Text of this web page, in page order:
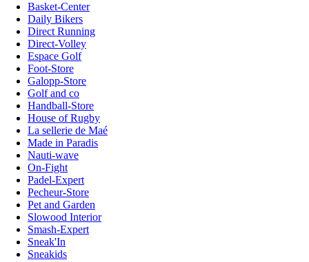
Basket-Center
Daily Bikers
Direct Running
Direct-Volley
Espace Golf
Foot-Store
Galopp-Store
Golf and co
Handball-Store
House of Rugby
La sellerie de Maé
Made in Paradis
Nauti-wave
On-Fight
Padel-Expert
Pecheur-Store
Pet and Garden
Slowood Interior
Smash-Expert
Sneak'In
Sneakids